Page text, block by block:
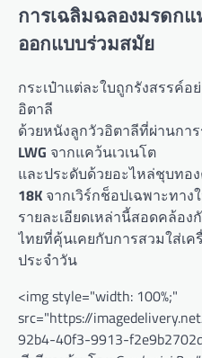
การเฉลิมฉลองมรดก
ออกแบบร่วมสมัย
กระเป๋าแต่ละใบถูกรังสรรค์
อิตาลี
ด้วยหนังลูกวัวอิตาลีที่ผ่านกา
LWG จากแคว้นเวเนโต
และประดับด้วยอะไหล่ชุบทอ
18K จากเวิร์กช็อปเฉพาะทาง
รายละเอียดเหล่านี้สอดคล้อ
ไทยที่คุ้นเคยกับการสวมใส่เ
ประจำวัน
<img style="width: 100%;"
src="https://
92b4-40f3-9913-